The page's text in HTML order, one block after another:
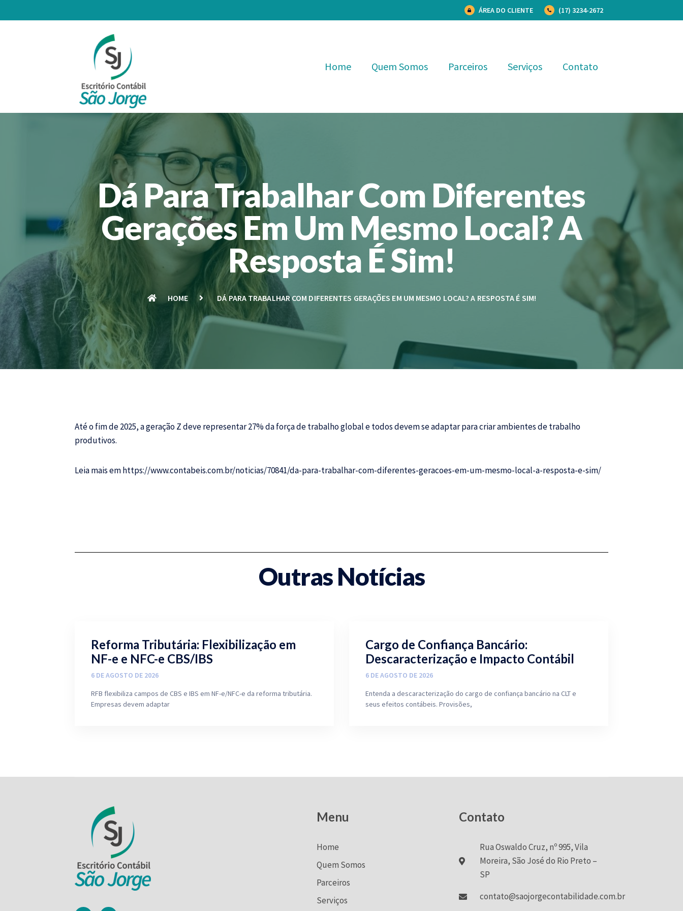
ÁREA DO CLIENTE (17) 3234-2672
Home Quem Somos Parceiros Serviços Contato
Dá Para Trabalhar Com Diferentes
Gerações Em Um Mesmo Local? A
Resposta É Sim!
HOME DÁ PARA TRABALHAR COM DIFERENTES GERAÇÕES EM UM MESMO LOCAL? A RESPOSTA É SIM!
Até o fim de 2025, a geração Z deve representar 27% da força de trabalho global e todos devem se adaptar para criar ambientes de trabalho
produtivos.
Leia mais emhttps://www.contabeis.com.br/noticias/70841/da-para-trabalhar-com-diferentes-geracoes-em-um-mesmo-local-a-resposta-e-sim/
Outras Notícias
Reforma Tributária: Flexibilização em
NF-e e NFC-e CBS/IBS
6 DE AGOSTO DE 2026
RFB flexibiliza campos de CBS e IBS em NF-e/NFC-e da reforma tributária.
Empresas devem adaptar
Cargo de Confiança Bancário:
Descaracterização e Impacto Contábil
6 DE AGOSTO DE 2026
Entenda a descaracterização do cargo de confiança bancário na CLT e
seus efeitos contábeis. Provisões,
Menu
Home
Quem Somos
Parceiros
Serviços
Contato
Rua Oswaldo Cruz, nº 995, Vila
Moreira, São José do Rio Preto –
SP
contato@saojorgecontabilidade.com.br